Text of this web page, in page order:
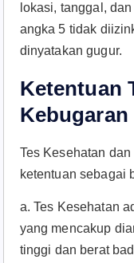
lokasi, tanggal,
angka 5 tidak
dinyatakan gugur.
Ketentuan
Kebugaran
Tes Kesehatan
ketentuan sebagai
a. Tes Kesehatan
yang mencakup
tinggi dan berat